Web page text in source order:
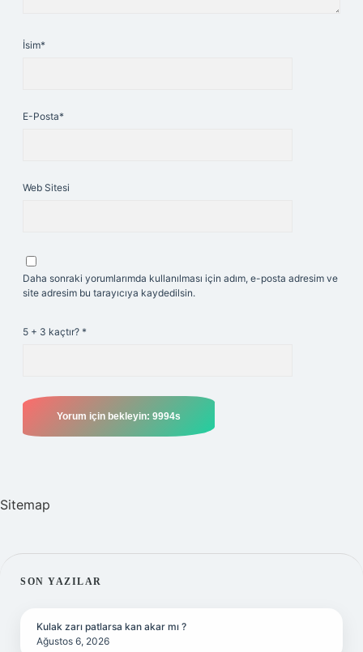
İsim*
E-Posta*
Web Sitesi
Daha sonraki yorumlarımda kullanılması için adım, e-posta adresim ve
site adresim bu tarayıcıya kaydedilsin.
5 + 3 kaçtır? *
Sitemap
SIDEBAR
SON YAZILAR
Kulak zarı patlarsa kan akar mı ?
Ağustos 6, 2026